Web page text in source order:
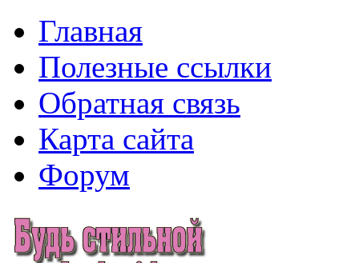
Главная
Полезные ссылки
Обратная связь
Карта сайта
Форум